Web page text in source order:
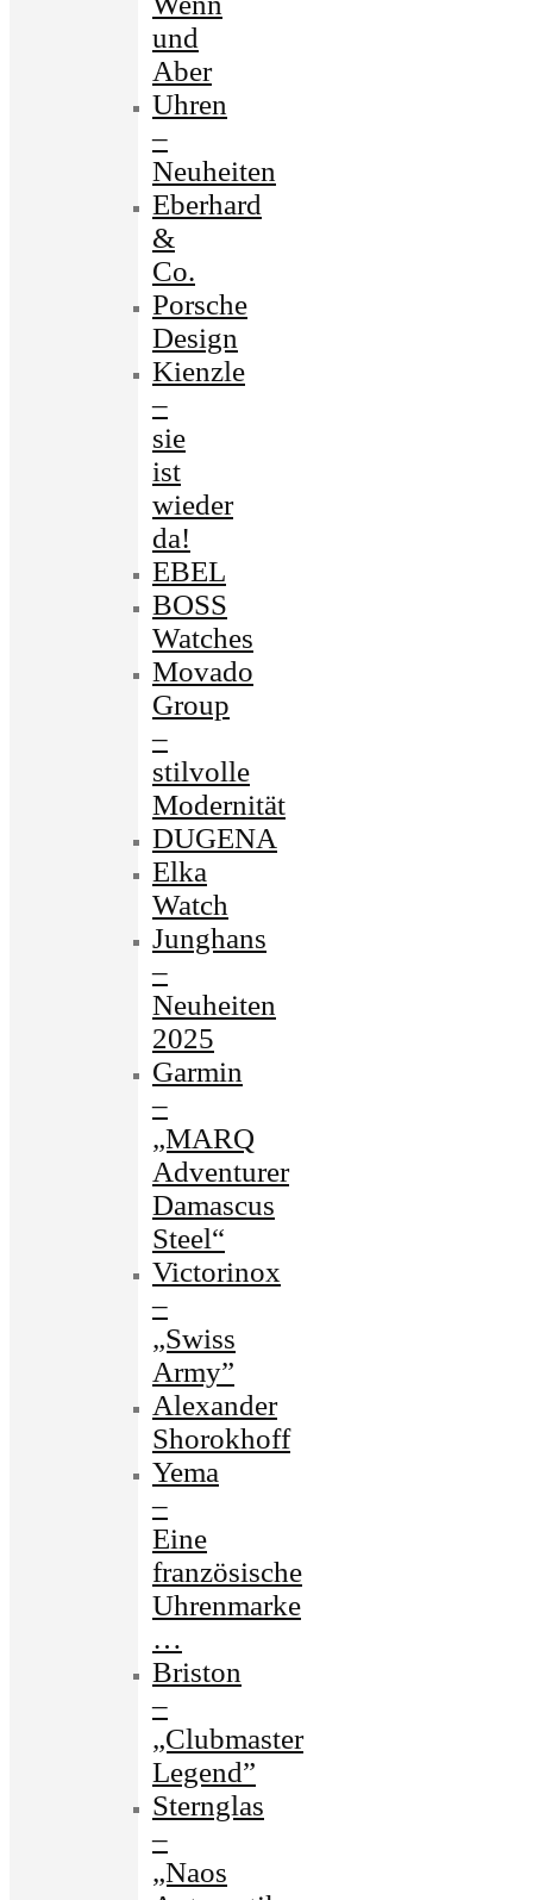
und
Aber
Uhren
–
Neuheiten
Eberhard
&
Co.
Porsche
Design
Kienzle
–
sie
ist
wieder
da!
EBEL
BOSS
Watches
Movado
Group
–
stilvolle
Modernität
DUGENA
Elka
Watch
Junghans
–
Neuheiten
2025
Garmin
–
„MARQ
Adventurer
Damascus
Steel“
Victorinox
–
„Swiss
Army”
Alexander
Shorokhoff
Yema
–
Eine
französische
Uhrenmarke
…
Briston
–
„Clubmaster
Legend”
Sternglas
–
„Naos